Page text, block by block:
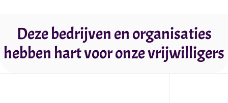
Deze bedrijven en organisaties
hebben hart voor onze vrijwilligers